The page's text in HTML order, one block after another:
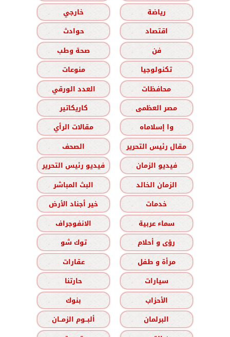
رياضة
خارجي
اقتصاد
حوادث
فن
صحة وطب
تكنولوجيا
منوعات
محافظات
العدد الورقي
مصر العظمى
كاريكاتير
وا إسلاماه
مقالات الرأي
مقال رئيس التحرير
الصحف
فيديو الزمان
فيديو رئيس التحرير
الزمان الخالد
البث المباشر
خدمات
خير أجناد الأرض
سماء عربية
الانفوجراف
رؤى و أحلام
توك شو
مرأة و طفل
عقارات
سيارات
حارتنا
الأحزاب
بنوك
البرلمان
ألبــوم الزمــان